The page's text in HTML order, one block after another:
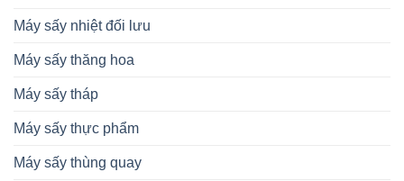
Máy sấy nhiệt đối lưu
Máy sấy thăng hoa
Máy sấy tháp
Máy sấy thực phẩm
Máy sấy thùng quay